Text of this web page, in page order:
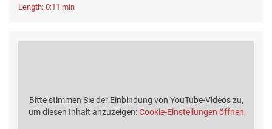
Length: 0:11 min
Bitte stimmen Sie der Einbindung von YouTube-Videos zu,
um diesen Inhalt anzuzeigen:Cookie-Einstellungen öffnen